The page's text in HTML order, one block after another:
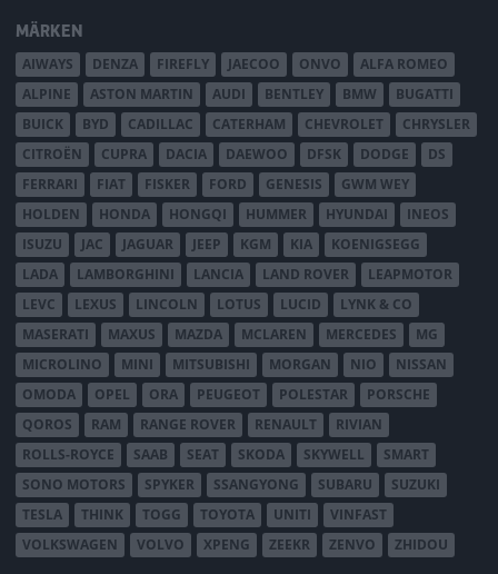
MÄRKEN
AIWAYS DENZA FIREFLY JAECOO ONVO
ALFA ROMEO
ALPINE
ASTON MARTIN AUDI BENTLEY BMW
BUGATTI
BUICK
BYD CADILLAC CATERHAM CHEVROLET
CHRYSLER
CITROËN
CUPRA DACIA DAEWOO DFSK DODGE
DS
FERRARI
FIAT FISKER FORD GENESIS
GWM WEY
HOLDEN
HONDA HONGQI HUMMER HYUNDAI
INEOS
ISUZU
JAC JAGUAR JEEP KGM KIA
KOENIGSEGG
LADA
LAMBORGHINI LANCIA LAND ROVER
LEAPMOTOR
LEVC
LEXUS LINCOLN LOTUS LUCID
LYNK & CO
MASERATI
MAXUS MAZDA MCLAREN MERCEDES
MG
MICROLINO
MINI MITSUBISHI MORGAN NIO
NISSAN
OMODA
OPEL ORA PEUGEOT POLESTAR
PORSCHE
QOROS
RAM RANGE ROVER RENAULT
RIVIAN
ROLLS-ROYCE
SAAB SEAT SKODA SKYWELL
SMART
SONO MOTORS
SPYKER SSANGYONG SUBARU
SUZUKI
TESLA
THINK TOGG TOYOTA UNITI
VINFAST
VOLKSWAGEN
VOLVO XPENG ZEEKR ZENVO ZHIDOU